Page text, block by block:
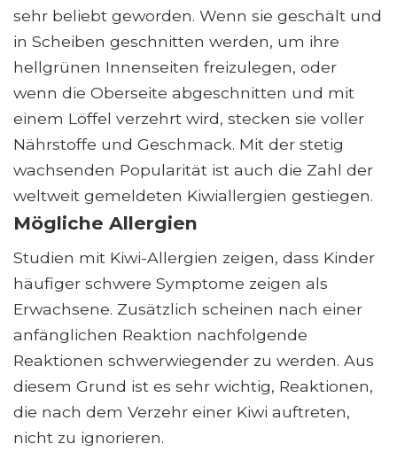
sehr beliebt geworden. Wenn sie geschält und
in Scheiben geschnitten werden, um ihre
hellgrünen Innenseiten freizulegen, oder
wenn die Oberseite abgeschnitten und mit
einem Löffel verzehrt wird, stecken sie voller
Nährstoffe und Geschmack. Mit der stetig
wachsenden Popularität ist auch die Zahl der
weltweit gemeldeten Kiwiallergien gestiegen.
Mögliche Allergien
Studien mit Kiwi-Allergien zeigen, dass Kinder
häufiger schwere Symptome zeigen als
Erwachsene. Zusätzlich scheinen nach einer
anfänglichen Reaktion nachfolgende
Reaktionen schwerwiegender zu werden. Aus
diesem Grund ist es sehr wichtig, Reaktionen,
die nach dem Verzehr einer Kiwi auftreten,
nicht zu ignorieren.